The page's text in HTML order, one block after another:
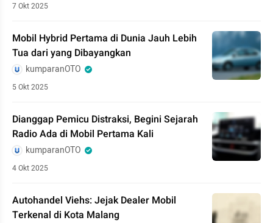
7 Okt 2025
Mobil Hybrid Pertama di Dunia Jauh Lebih
Tua dari yang Dibayangkan
kumparanOTO
5 Okt 2025
Dianggap Pemicu Distraksi, Begini Sejarah
Radio Ada di Mobil Pertama Kali
kumparanOTO
4 Okt 2025
Autohandel Viehs: Jejak Dealer Mobil
Terkenal di Kota Malang